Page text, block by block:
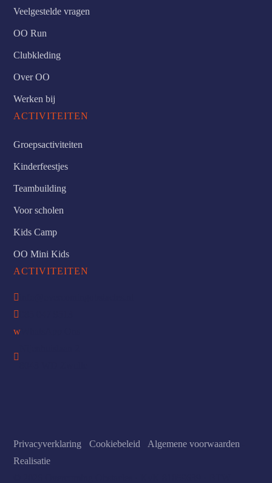
Veelgestelde vragen
OO Run
Clubkleding
Over OO
Werken bij
ACTIVITEITEN
Groepsactiviteiten
Kinderfeestjes
Teambuilding
Voor scholen
Kids Camp
OO Mini Kids
ACTIVITEITEN


w

Privacyverklaring -Cookiebeleid Algemene voorwaarden
Realisatie